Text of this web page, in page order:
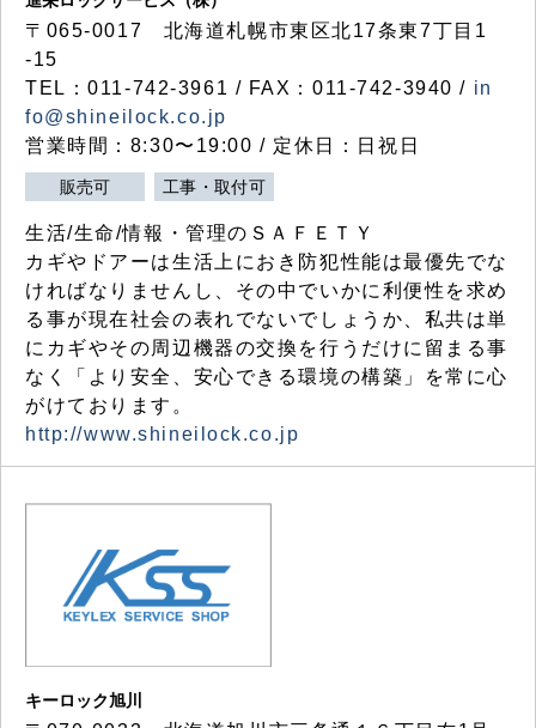
〒065-0017 北海道札幌市東区北17条東7丁目1
-15
TEL：011-742-3961 / FAX：011-742-3940 / in
fo@shineilock.co.jp
営業時間：8:30〜19:00 / 定休日：日祝日
販売可 工事・取付可
生活/生命/情報・管理のＳＡＦＥＴＹ
カギやドアーは生活上におき防犯性能は最優先でな
ければなりませんし、その中でいかに利便性を求め
る事が現在社会の表れでないでしょうか、私共は単
にカギやその周辺機器の交換を行うだけに留まる事
なく「より安全、安心できる環境の構築」を常に心
がけております。
http://www.shineilock.co.jp
キーロック旭川